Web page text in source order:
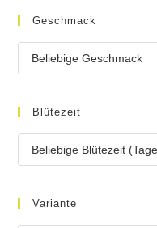
Geschmack
Blütezeit
Variante